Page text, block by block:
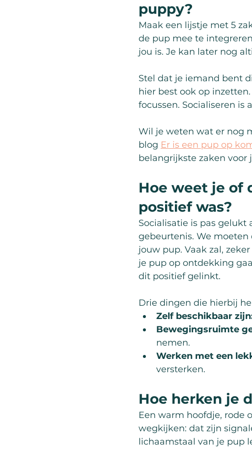
puppy?
Maak een lijstje met 5
de pup mee te
jou is. Je kan later nog
Stel dat je iemand bent
hier best ook op
focussen. Socialiseren
Wil je weten wat er nog
blog Er is een pup op
belangrijkste zaken voor
Hoe weet je of
positief was?
Socialisatie is pas
gebeurtenis. We moeten
jouw pup. Vaak zal,
je pup op ontdekking
dit positief gelinkt.
Drie dingen die hierbij
Zelf beschikbaar
Bewegingsruimte
nemen.
Werken met een
versterken.
Hoe herken je
Een warm hoofdje, rode
wegkijken: dat zijn
lichaamstaal van je pup